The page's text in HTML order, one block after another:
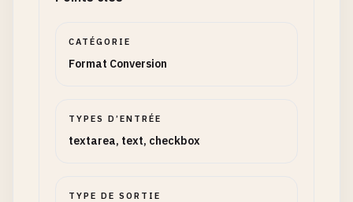
CATÉGORIE
Format Conversion
TYPES D’ENTRÉE
textarea, text, checkbox
TYPE DE SORTIE